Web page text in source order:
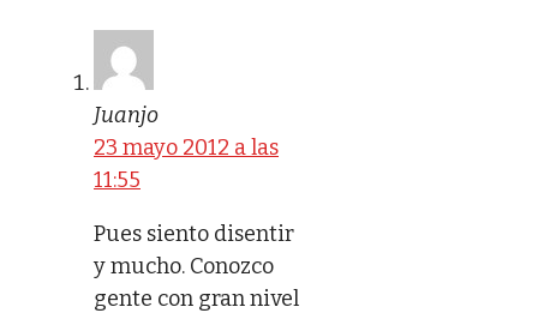
Juanjo
23 mayo 2012 a las
11:55
Pues siento disentir
y mucho. Conozco
gente con gran nivel